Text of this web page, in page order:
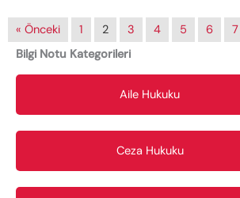
« Önceki 1 2 3 4 5 6 7
Bilgi Notu Kategorileri
Aile Hukuku
Ceza Hukuku